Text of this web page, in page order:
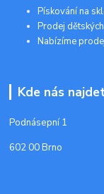
Pískování na
Prodej
Nabízíme
Kde nás
Podnásepní 1
602 00 Brno